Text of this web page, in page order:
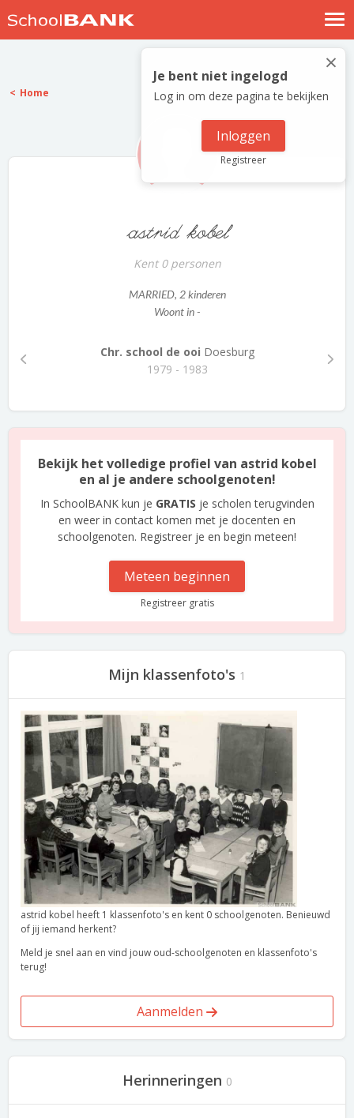
Nostalgische verhalen
Log in
Meld je gratis aan
×
Je bent niet ingelogd
Log in om deze pagina te bekijken
Inloggen
Registreer
Home
astrid kobel
Kent 0 personen
MARRIED, 2 kinderen
Woont in -
Chr. school de ooi Doesburg
1979 - 1983
Bekijk het volledige profiel van astrid kobel
en al je andere schoolgenoten!
In SchoolBANK kun je GRATIS je scholen terugvinden
en weer in contact komen met je docenten en
schoolgenoten. Registreer je en begin meteen!
Meteen beginnen
Registreer gratis
Mijn klassenfoto's 1
astrid kobel heeft 1 klassenfoto's en kent 0 schoolgenoten. Benieuwd
of jij iemand herkent?
Meld je snel aan en vind jouw oud-schoolgenoten en klassenfoto's
terug!
Aanmelden
Herinneringen 0